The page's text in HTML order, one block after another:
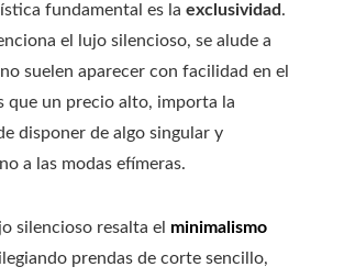
fundamental es la exclusividad.
el lujo silencioso, se alude a
suelen aparecer con facilidad en el
que un precio alto, importa la
disponer de algo singular y
a las modas efímeras.
silencioso resalta el minimalismo
prendas de corte sencillo,